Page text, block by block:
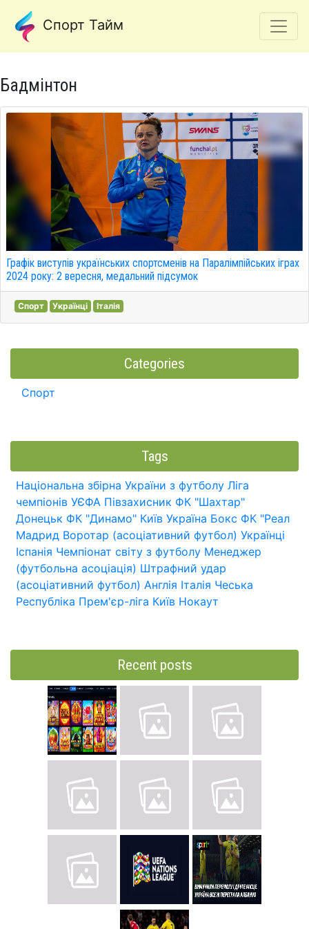
Спорт Тайм
Бадмінтон
Графік виступів українських спортсменів на Паралімпійських іграх
2024 року: 2 вересня, медальний підсумок
Спорт Українці Італія
Categories
Спорт
Tags
Національна збірна України з футболу Ліга
чемпіонів УЄФА Півзахисник ФК "Шахтар"
Донецьк ФК "Динамо" Київ Україна Бокс ФК "Реал
Мадрид Воротар (асоціативний футбол) Українці
Іспанія Чемпіонат світу з футболу Менеджер
(футбольна асоціація) Штрафний удар
(асоціативний футбол) Англія Італія Чеська
Республіка Прем'єр-ліга Київ Нокаут
Recent posts